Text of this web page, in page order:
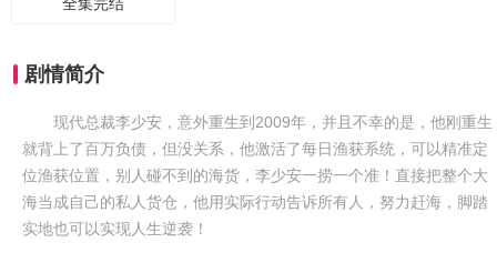
剧情简介
现代总裁李少安，意外重生到2009年，并且不幸的是，他刚重生
就背上了百万负债，但没关系，他激活了每日渔获系统，可以精准定
位渔获位置，别人碰不到的海货，李少安一捞一个准！直接把整个大
海当成自己的私人货仓，他用实际行动告诉所有人，努力赶海，脚踏
实地也可以实现人生逆袭！